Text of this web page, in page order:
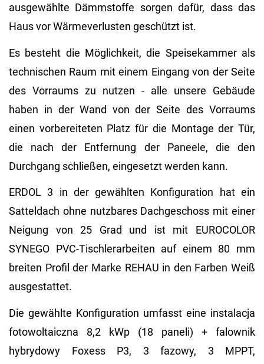
ausgewählte Dämmstoffe sorgen dafür, dass das
Haus vor Wärmeverlusten geschützt ist.
Es besteht die Möglichkeit, die Speisekammer als
technischen Raum mit einem Eingang von der Seite
des Vorraums zu nutzen - alle unsere Gebäude
haben in der Wand von der Seite des Vorraums
einen vorbereiteten Platz für die Montage der Tür,
die nach der Entfernung der Paneele, die den
Durchgang schließen, eingesetzt werden kann.
ERDOL 3 in der gewählten Konfiguration hat ein
Satteldach ohne nutzbares Dachgeschoss mit einer
Neigung von 25 Grad und ist mit EUROCOLOR
SYNEGO PVC-Tischlerarbeiten auf einem 80 mm
breiten Profil der Marke REHAU in den Farben Weiß
ausgestattet.
Die gewählte Konfiguration umfasst eine instalacja
fotowoltaiczna 8,2 kWp (18 paneli) + falownik
hybrydowy Foxess P3, 3 fazowy, 3 MPPT,